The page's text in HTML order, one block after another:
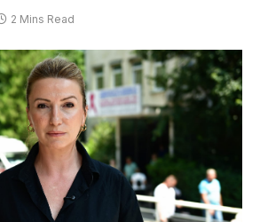
2 Mins Read